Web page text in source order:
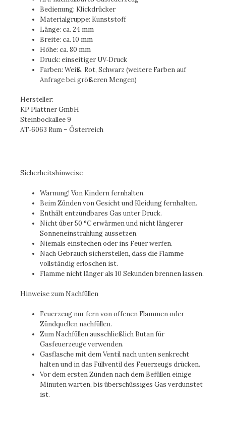
Bedienung: Klickdrücker
Materialgruppe: Kunststoff
Länge: ca. 24 mm
Breite: ca. 10 mm
Höhe: ca. 80 mm
Druck: einseitiger UV‑Druck
Farben: Weiß, Rot, Schwarz (weitere Farben auf
Anfrage bei größeren Mengen)
Hersteller:
KP Plattner GmbH
Steinbockallee 9
AT‑6063 Rum – Österreich
Sicherheitshinweise
Warnung! Von Kindern fernhalten.
Beim Zünden von Gesicht und Kleidung fernhalten.
Enthält entzündbares Gas unter Druck.
Nicht über 50 °C erwärmen und nicht längerer
Sonneneinstrahlung aussetzen.
Niemals einstechen oder ins Feuer werfen.
Nach Gebrauch sicherstellen, dass die Flamme
vollständig erloschen ist.
Flamme nicht länger als 10 Sekunden brennen lassen.
Hinweise zum Nachfüllen
Feuerzeug nur fern von offenen Flammen oder
Zündquellen nachfüllen.
Zum Nachfüllen ausschließlich Butan für
Gasfeuerzeugeverwenden.
Gasflasche mit dem Ventil nach unten senkrecht
halten und in das Füllventil des Feuerzeugs drücken.
Vor dem ersten Zünden nach dem Befüllen einige
Minuten warten, bis überschüssiges Gas verdunstet
ist.